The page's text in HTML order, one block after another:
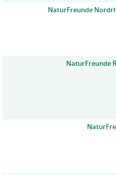
NaturFreunde
NaturFreunde